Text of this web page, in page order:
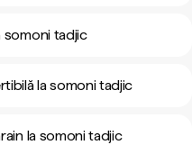
somoni tadjic
la somoni tadjic
la somoni tadjic